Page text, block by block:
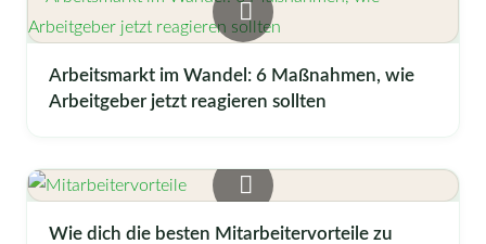
Arbeitsmarkt im Wandel: 6 Maßnahmen, wie
Arbeitgeber jetzt reagieren sollten
Wie dich die besten Mitarbeitervorteile zu